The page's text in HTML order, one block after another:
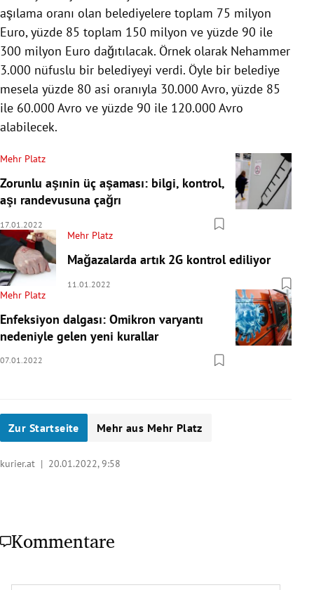
aşılama oranı olan belediyelere toplam 75 milyon
Euro, yüzde 85 toplam 150 milyon ve yüzde 90 ile
300 milyon Euro dağıtılacak. Örnek olarak Nehammer
3.000 nüfuslu bir belediyeyi verdi. Öyle bir belediye
mesela yüzde 80 asi oranıyla 30.000 Avro, yüzde 85
ile 60.000 Avro ve yüzde 90 ile 120.000 Avro
alabilecek.
Mehr Platz
Zorunlu aşınin üç aşaması: bilgi, kontrol,
aşı randevusuna çağrı
17.01.2022
Mehr Platz
Mağazalarda artık 2G kontrol ediliyor
11.01.2022
Mehr Platz
Enfeksiyon dalgası: Omikron varyantı
nedeniyle gelen yeni kurallar
07.01.2022
Zur Startseite Mehr aus Mehr Platz
kurier.at | 20.01.2022, 9:58
Kommentare